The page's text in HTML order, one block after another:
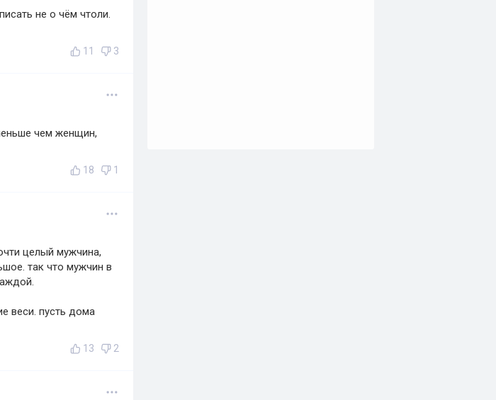
не о чём чтоли.
11 3
чем женщин,
18 1
целый мужчина,
так что мужчин в
веси. пусть дома
13 2